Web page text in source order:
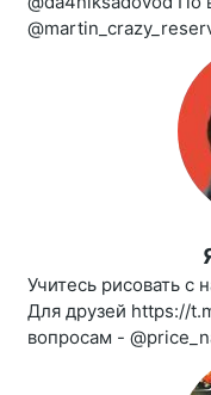
Учитесь рисовать с
Для друзей https://
вопросам -